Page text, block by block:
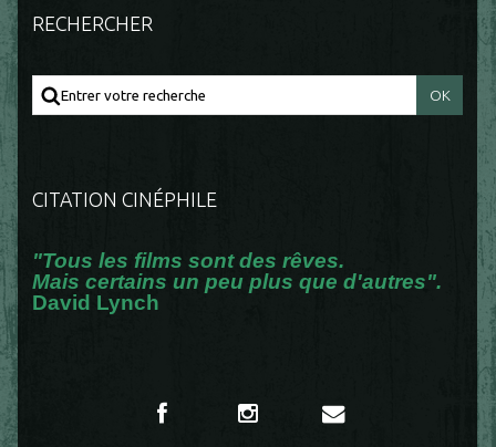
RECHERCHER
CITATION CINÉPHILE
"Tous les films sont des rêves.
Mais certains un peu plus que d'autres".
David Lynch